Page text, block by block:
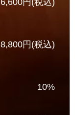
6,600円(税込)
8,800円(税込)
10%